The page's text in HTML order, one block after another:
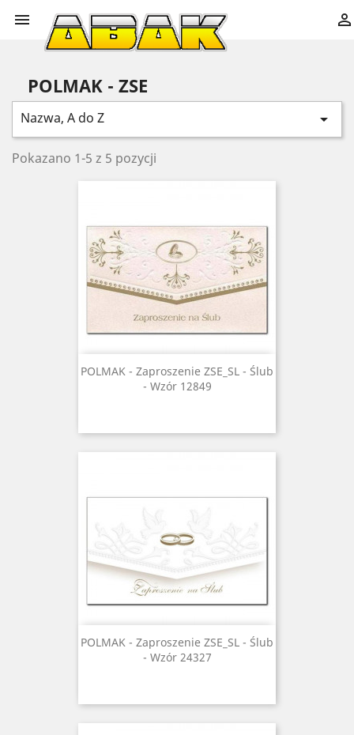
 
POLMAK - ZSE
Nazwa, A do Z 
Pokazano 1-5 z 5 pozycji
POLMAK - Zaproszenie ZSE_SL - Ślub
- Wzór 12849
POLMAK - Zaproszenie ZSE_SL - Ślub
- Wzór 24327